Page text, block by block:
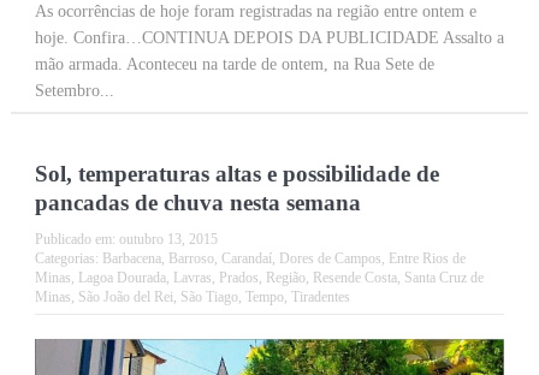
As ocorrências de hoje foram registradas na região entre ontem e
hoje. Confira…CONTINUA DEPOIS DA PUBLICIDADE Assalto a
mão armada. Aconteceu na tarde de ontem, na Rua Sete de
Setembro...
Sol, temperaturas altas e possibilidade de
pancadas de chuva nesta semana
Publicado em: outubro 13, 2015
Categorias: Barbacena, Barroso, Carandaí, Dores de Campos Entre Rios de
Minas Lagoa Dourada, Lavras Prados Região, Resende Costa, Santa Cruz de
Minas São João del Rei São Tiago, Tempo, Tiradentes